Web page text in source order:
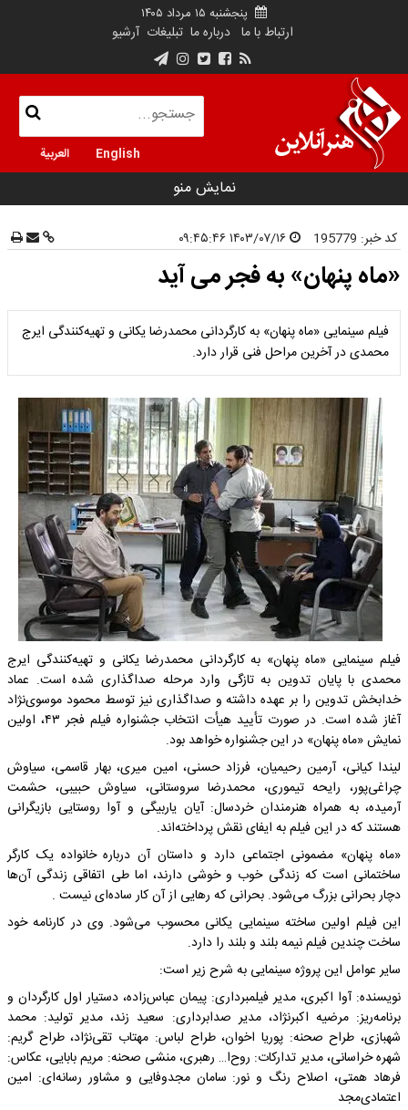
پنجشنبه ۱۵ مرداد ۱۴۰۵
ارتباط با ما درباره ما تبلیغات آرشیو
English العربية
نمایش منو
کد خبر: 195779
«ماه پنهان» به فجر می آید
فیلم سینمایی «ماه پنهان» به کارگردانی محمدرضا یکانی و تهیه‌کنندگی ایرج
محمدی در آخرین مراحل فنی قرار دارد.
فیلم سینمایی «ماه پنهان» به کارگردانی محمدرضا یکانی و تهیه‌کنندگی ایرج
محمدی با پایان تدوین به تازگی وارد مرحله صداگذاری شده است. عماد
خدابخش تدوین را بر عهده داشته و صداگذاری نیز توسط محمود موسوی‌نژاد
آغاز شده است. در صورت تأیید هیأت انتخاب جشنواره فیلم فجر ۴۳، اولین
نمایش «ماه پنهان» در این جشنواره خواهد بود.
لیندا کیانی، آرمین رحیمیان، فرزاد حسنی، امین میری، بهار قاسمی، سیاوش
چراغی‌پور، رایحه تیموری، محمدرضا سروستانی، سیاوش حبیبی، حشمت
آرمیده، به همراه هنرمندان خردسال: آیان یاربیگی و آوا روستایی بازیگرانی
هستند که در این فیلم به ایفای نقش پرداخته‌اند.
«ماه پنهان» مضمونی اجتماعی دارد و داستان آن درباره خانواده یک کارگر
ساختمانی است که زندگی خوب و خوشی دارند، اما طی اتفاقی زندگی آن‌ها
دچار بحرانی بزرگ می‌شود. بحرانی که رهایی از آن کار ساده‌ای نیست .
این فیلم اولین ساخته سینمایی یکانی محسوب می‌شود. وی در کارنامه خود
ساخت چندین فیلم نیمه بلند و بلند را دارد.
سایر عوامل این پروژه سینمایی به شرح زیر است:
نویسنده: آوا اکبری، مدیر فیلمبرداری: پیمان عباس‌زاده، دستیار اول کارگردان و
برنامه‌ریز: مرضیه اکبرنژاد، مدیر صدابرداری: سعید زند، مدیر تولید: محمد
شهبازی، طراح صحنه: پوریا اخوان، طراح لباس: مهتاب تقی‌نژاد، طراح گریم:
شهره خراسانی، مدیر تدارکات: روح‌ا… رهبری، منشی صحنه: مریم بابایی، عکاس:
فرهاد همتی، اصلاح رنگ و نور: سامان مجدوفایی و مشاور رسانه‌ای: امین
اعتمادی‌مجد